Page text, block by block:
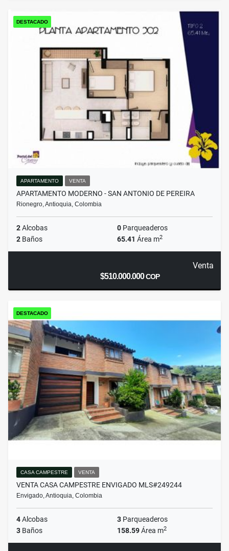
DESTACADO
APARTAMENTO VENTA
APARTAMENTO MODERNO - SAN ANTONIO DE PEREIRA
Rionegro, Antioquia, Colombia
2Alcobas 0 Parqueaderos
2 Baños 65.41 Área m2
Venta
$510.000.000COP
DESTACADO
CASA CAMPESTRE VENTA
VENTA CASA CAMPESTRE ENVIGADO MLS#249244
Envigado, Antioquia, Colombia
4Alcobas 3 Parqueaderos
3 Baños 158.59Área m2